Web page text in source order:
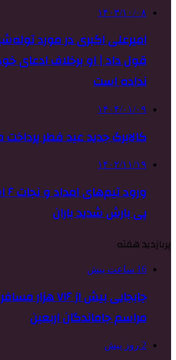
۱۴۰۳/۱۰/۰۸
امیرعلی‌ اکبری در مورد
قول داد | او برخلاف ادعای
نداده است
۱۴۰۴/۰۱/۰۹
کالابرگ جدید عید فطر
۱۴۰۲/۱۱/۱۹
پی بارش شدید باران
پربازدید هفته
16 ساعت پیش
جابجایی بیش از
مراسم جاماندگان اربعین
2 روز پیش